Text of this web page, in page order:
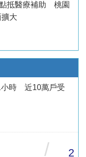
抵醫療補助 桃園
大
小時 近10萬戶受
/ 2